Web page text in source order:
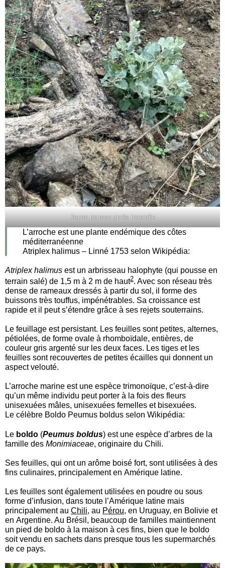
Jeune pousse après incendie
L’arroche est une plante endémique des côtes
méditerranéenne
Atriplex halimus – Linné 1753 selon Wikipédia:
Atriplex halimus est un arbrisseau halophyte (qui pousse en
terrain salé) de 1,5 m à 2 m de haut2. Avec son réseau très
dense de rameaux dressés à partir du sol, il forme des
buissons très touffus, impénétrables. Sa croissance est
rapide et il peut s’étendre grâce à ses rejets souterrains.
Le feuillage est persistant. Les feuilles sont petites, alternes,
pétiolées, de forme ovale à rhomboïdale, entières, de
couleur gris argenté sur les deux faces. Les tiges et les
feuilles sont recouvertes de petites écailles qui donnent un
aspect velouté.
L’arroche marine est une espèce trimonoïque, c’est-à-dire
qu’un même individu peut porter à la fois des fleurs
unisexuées mâles, unisexuées femelles et bisexuées.
Le célèbre Boldo Peumus boldus selon Wikipédia:
Le boldo (Peumus boldus) est une espèce d’arbres de la
famille des Monimiaceae, originaire du Chili.
Ses feuilles, qui ont un arôme boisé fort, sont utilisées à des
fins culinaires, principalement en Amérique latine.
Les feuilles sont également utilisées en poudre ou sous
forme d’infusion, dans toute l’Amérique latine mais
principalement au Chili, au Pérou, en Uruguay, en Bolivie et
en Argentine. Au Brésil, beaucoup de familles maintiennent
un pied de boldo à la maison à ces fins, bien que le boldo
soit vendu en sachets dans presque tous les supermarchés
de ce pays.